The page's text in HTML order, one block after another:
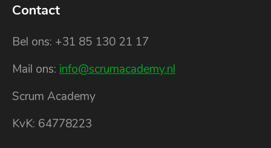
Contact
Bel ons: +31 85 130 21 17
Mail ons: info@scrumacademy.nl
Scrum Academy
KvK: 64778223